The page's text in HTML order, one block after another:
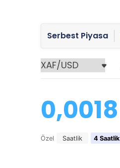
Serbest Piyasa
0,0018
Özel Saatlik 4 Saatlik